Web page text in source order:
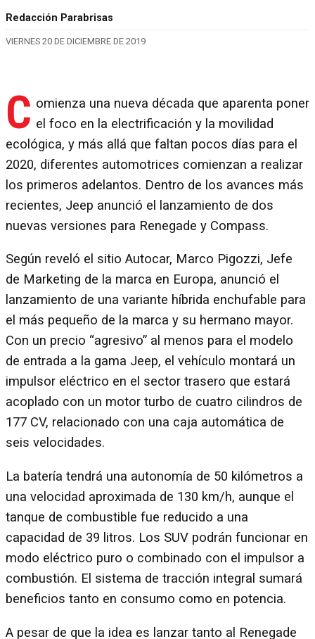
Redacción Parabrisas
VIERNES 20 DE DICIEMBRE DE 2019
C omienza una nueva década que aparenta poner
el foco en la electrificación y la movilidad
ecológica, y más allá que faltan pocos días para el
2020, diferentes automotrices comienzan a realizar
los primeros adelantos. Dentro de los avances más
recientes, Jeep anunció el lanzamiento de dos
nuevas versiones para Renegade y Compass.
Según reveló el sitio Autocar, Marco Pigozzi, Jefe
de Marketing de la marca en Europa, anunció el
lanzamiento de una variante híbrida enchufable para
el más pequeño de la marca y su hermano mayor.
Con un precio “agresivo” al menos para el modelo
de entrada a la gama Jeep, el vehículo montará un
impulsor eléctrico en el sector trasero que estará
acoplado con un motor turbo de cuatro cilindros de
177 CV, relacionado con una caja automática de
seis velocidades.
La batería tendrá una autonomía de 50 kilómetros a
una velocidad aproximada de 130 km/h, aunque el
tanque de combustible fue reducido a una
capacidad de 39 litros. Los SUV podrán funcionar en
modo eléctrico puro o combinado con el impulsor a
combustión. El sistema de tracción integral sumará
beneficios tanto en consumo como en potencia.
A pesar de que la idea es lanzar tanto al Renegade